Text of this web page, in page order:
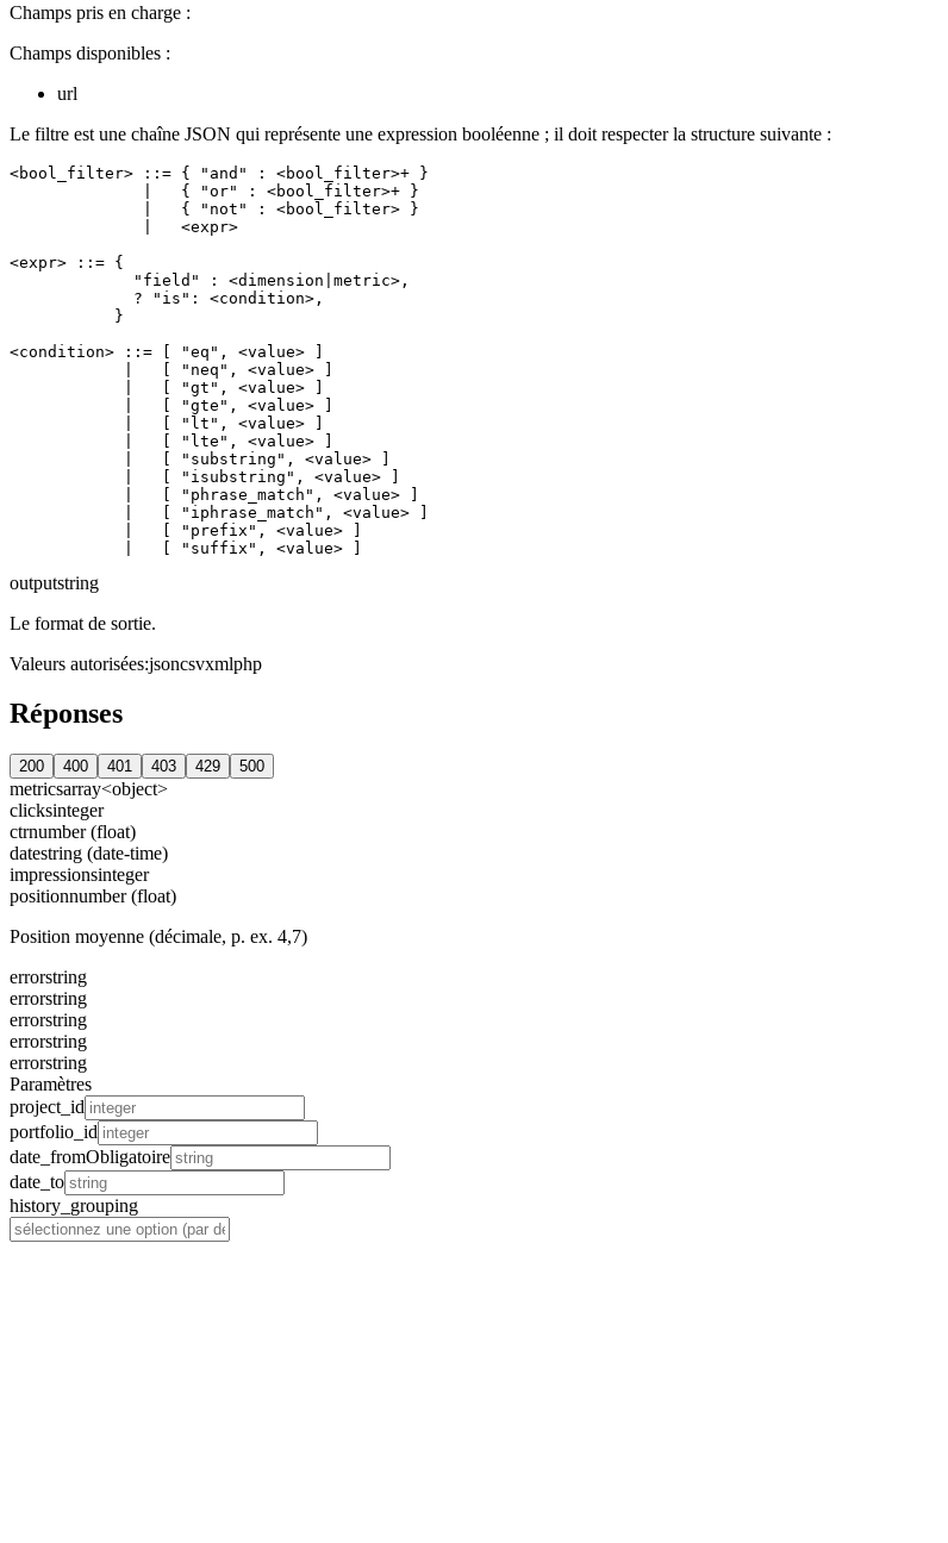
Champs pris en charge :
Champs disponibles :
url
Le filtre est une chaîne JSON qui représente une expression booléenne ; il doit respecter la structure suivante :
<bool_filter> ::= { "and" : <bool_filter>+ }
              |   { "or" : <bool_filter>+ }
              |   { "not" : <bool_filter> }
              |   <expr>
<expr> ::= {
             "field" : <dimension|metric>,
             ? "is": <condition>,
           }
<condition> ::= [ "eq", <value> ]
            |   [ "neq", <value> ]
            |   [ "gt", <value> ]
            |   [ "gte", <value> ]
            |   [ "lt", <value> ]
            |   [ "lte", <value> ]
            |   [ "substring", <value> ]
            |   [ "isubstring", <value> ]
            |   [ "phrase_match", <value> ]
            |   [ "iphrase_match", <value> ]
            |   [ "prefix", <value> ]
outputstring
Le format de sortie.
Valeurs autorisées:jsoncsvxmlphp
Réponses
200 400 401 403 429 500
metricsarray<object>
clicksinteger
ctrnumber (float)
datestring (date-time)
impressionsinteger
positionnumber (float)
Position moyenne (décimale, p. ex. 4,7)
errorstring
errorstring
errorstring
errorstring
errorstring
Paramètres
project_id
portfolio_id
date_fromObligatoire
date_to
history_grouping